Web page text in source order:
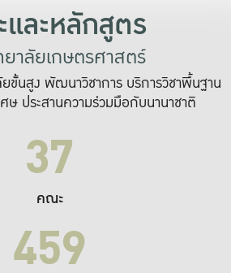
ละหลักสูตร
าลัยเกษตรศาสตร์
นสูง พัฒนาวิชาการ บริการวิชาพื้นฐาน
ษ ประสานความร่วมมือกับนานาชาติ
37
คณะ
459